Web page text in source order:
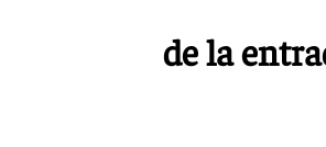
punta de la